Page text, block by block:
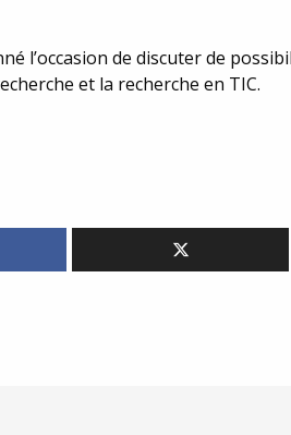
l’occasion de discuter de
et la recherche en TIC.